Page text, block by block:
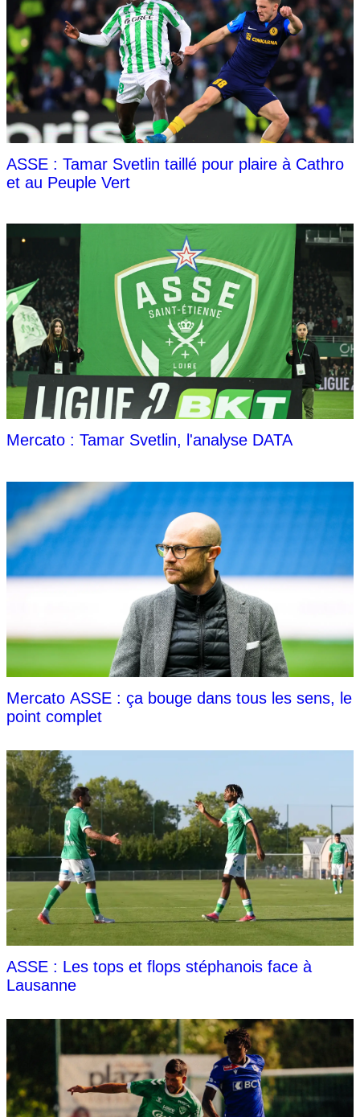
ASSE : Tamar Svetlin taillé pour plaire à Cathro
et au Peuple Vert
Mercato : Tamar Svetlin, l'analyse DATA
Mercato ASSE : ça bouge dans tous les sens, le
point complet
ASSE : Les tops et flops stéphanois face à
Lausanne